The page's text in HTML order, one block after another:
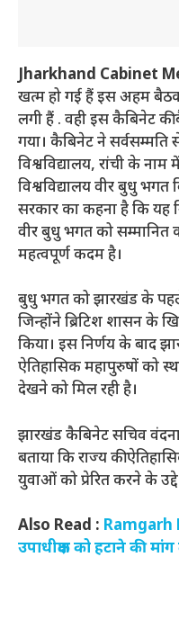
Jharkhand Cabinet
खत्म हो गई हैं इस अहम
लगी हैं . वही इस कैबिनेट
गया। कैबिनेट ने सर्वसम्मति
विश्वविद्यालय, रांची के
विश्वविद्यालय वीर बुधु भगत
सरकार का कहना है कि यह
वीर बुधु भगत को सम्मानित
महत्वपूर्ण कदम है।
बुधु भगत को झारखंड के पहले
जिन्होंने ब्रिटिश शासन के
किया। इस निर्णय के बाद
ऐतिहासिक महापुरुषों को
देखने को मिल रही है।
झारखंड कैबिनेट सचिव
बताया कि राज्य की
युवाओं को प्रेरित करने के
Also Read : Ramgarh
उपाधीक्षक को हटाने की